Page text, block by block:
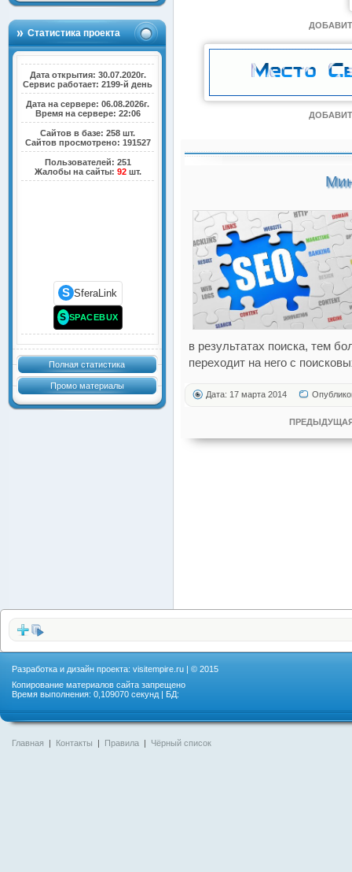
Статистика проекта
Дата открытия: 30.07.2020г.
Сервис работает: 2199-й день
Дата на сервере: 06.08.2026г.
Время на сервере: 22:06
Сайтов в базе: 258 шт.
Сайтов просмотрено: 191527
Пользователей: 251
Жалобы на сайты: 92шт.
S SferaLink
S SPACEBUX
Полная статистика
Промо материалы
в результатах поиска, тем
переходит на него с
Дата: 17 марта 2014
Разработка и дизайн проекта: visitempire.ru | © 2015
Копирование материалов сайта запрещено
Время выполнения: 0,109070 секунд | БД:
Главная | Контакты | Правила | Чёрный список